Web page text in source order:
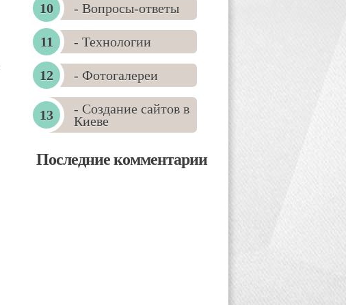
- Вопросы-ответы
- Технологии
- Фотогалереи
- Создание сайтов в
Киеве
Последние комментарии